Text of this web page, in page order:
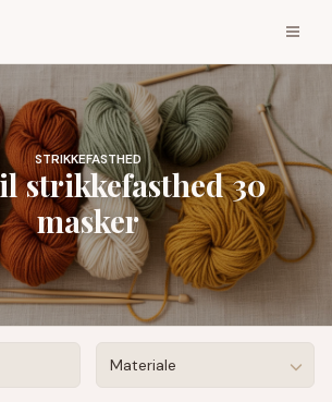
STRIKKEFASTHED
strikkefasthed 30
masker
Materiale